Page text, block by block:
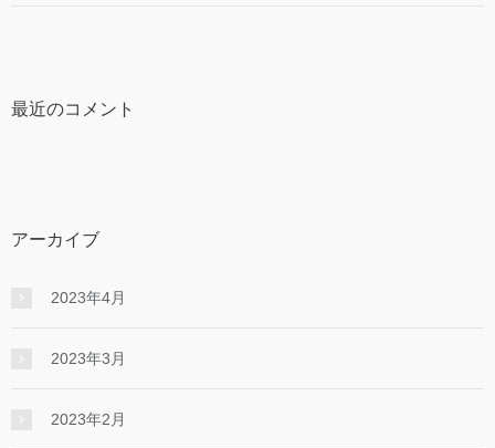
最近のコメント
アーカイブ
2023年4月
2023年3月
2023年2月